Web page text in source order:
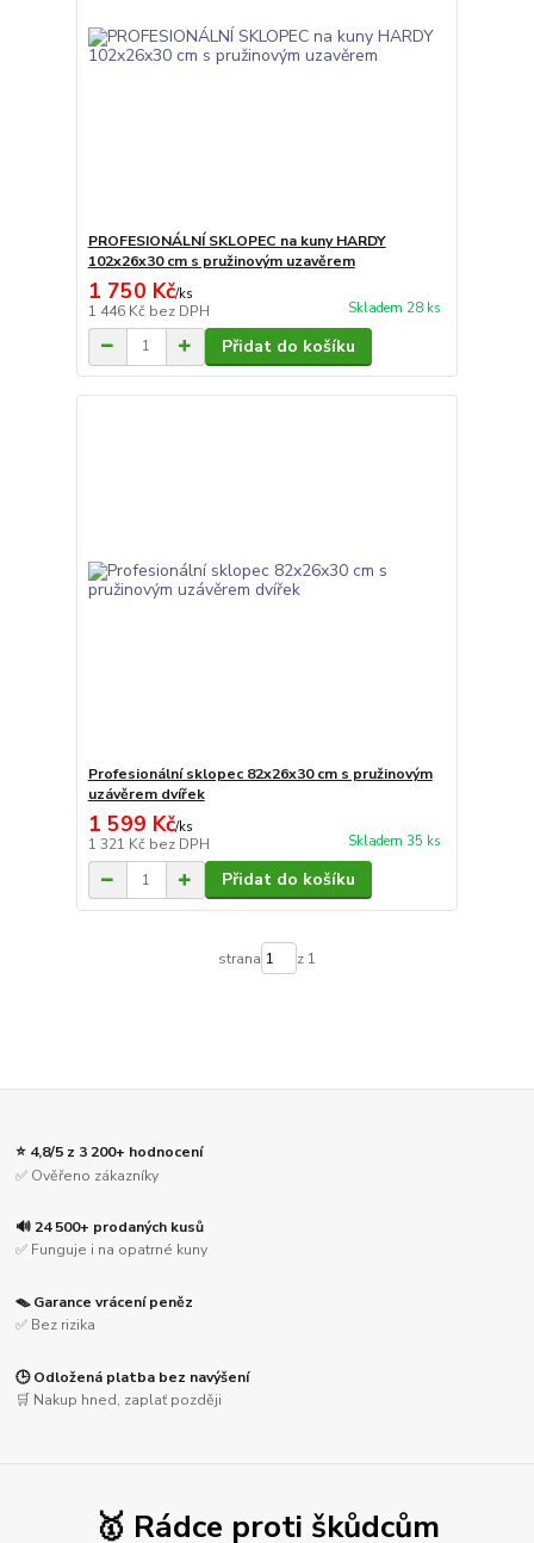
PROFESIONÁLNÍ SKLOPEC na kuny HARDY
102x26x30 cm s pružinovým uzavěrem
1 750 Kč/ks
1 446 Kč bez DPH Skladem 28 ks
Přidat do košíku
Profesionální sklopec 82x26x30 cm s pružinovým
uzávěrem dvířek
1 599 Kč/ks
1 321 Kč bez DPH Skladem 35 ks
Přidat do košíku
strana z 1
⭐ 4,8/5 z 3 200+ hodnocení
✅ Ověřeno zákazníky
🔊 24 500+ prodaných kusů
✅ Funguje i na opatrné kuny
🪤 Garance vrácení peněz
✅ Bez rizika
🕒 Odložená platba bez navýšení
🛒 Nakup hned, zaplať později
🥇 Rádce proti škůdcům